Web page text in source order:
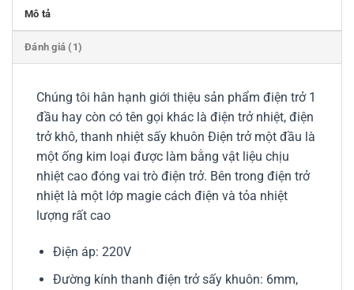
Mô tả
Đánh giá (1)
Chúng tôi hân hạnh giới thiệu sản phẩm điện trở 1
đầu hay còn có tên gọi khác là điện trở nhiệt, điện
trở khô, thanh nhiệt sấy khuôn Điện trở một đầu là
một ống kim loại được làm bằng vật liệu chịu
nhiệt cao đóng vai trò điện trở. Bên trong điện trở
nhiệt là một lớp magie cách điện và tỏa nhiệt
lượng rất cao
Điện áp: 220V
Đường kính thanh điện trở sấy khuôn: 6mm,